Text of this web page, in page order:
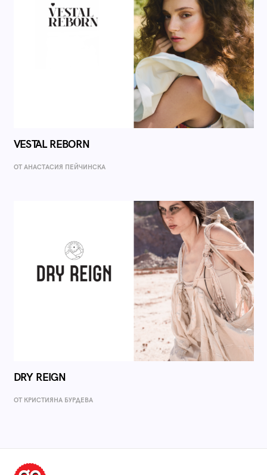
VESTAL REBORN
ОТ AНАСТАСИЯ ПЕЙЧИНСКА
DRY REIGN
ОТ КРИСТИЯНА БУРДЕВА